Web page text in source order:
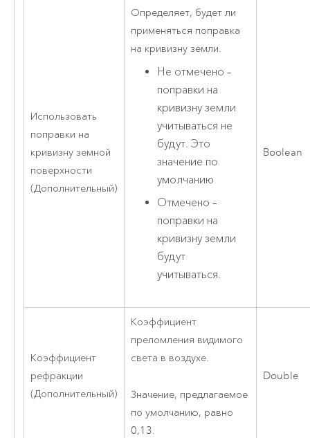
Использовать
поправки на
кривизну земной
поверхности
(Дополнительный)
Определяет, будет ли
применяться поправка
на кривизну земли.
Не отмечено –
поправки на
кривизну земли
учитываться не
будут. Это
значение по
умолчанию
Отмечено –
поправки на
кривизну земли
будут
учитываться.
Boolean
Коэффициент
рефракции
(Дополнительный)
Коэффициент
преломления видимого
света в воздухе.
Значение, предлагаемое
по умолчанию, равно
0,13.
Double